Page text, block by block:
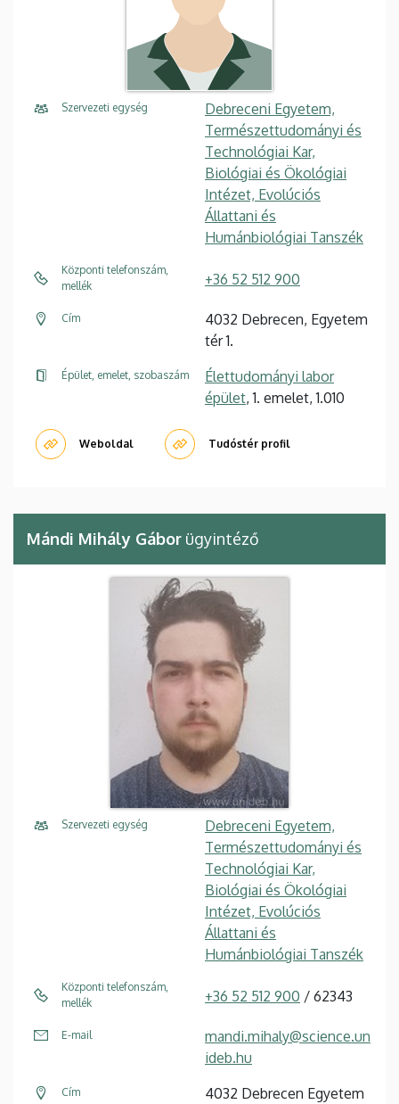
Szervezeti egység
Debreceni Egyetem,
Természettudományi és
Technológiai Kar,
Biológiai és Ökológiai
Intézet, Evolúciós
Állattani és
Humánbiológiai Tanszék
Központi telefonszám,
mellék
+36 52 512 900
Cím
4032 Debrecen, Egyetem
tér 1.
Épület, emelet, szobaszám
Élettudományi labor
épület, 1. emelet, 1.010
Weboldal Tudóstér profil
Mándi Mihály Gábor ügyintéző
Szervezeti egység
Debreceni Egyetem,
Természettudományi és
Technológiai Kar,
Biológiai és Ökológiai
Intézet, Evolúciós
Állattani és
Humánbiológiai Tanszék
Központi telefonszám,
mellék
+36 52 512 900 / 62343
E-mail
mandi.mihaly@science.un
ideb.hu
Cím
4032 Debrecen Egyetem